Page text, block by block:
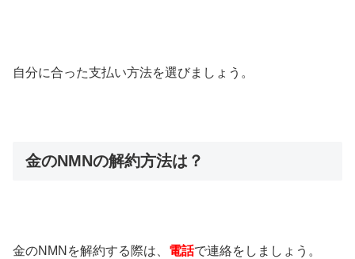
自分に合った支払い方法を選びましょう。
金のNMNの解約方法は？
金のNMNを解約する際は、 電話で連絡をしましょう。